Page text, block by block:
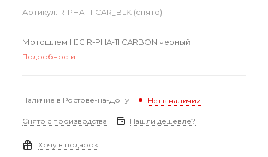
Артикул: R-PHA-11-CAR_BLK (снято)
Мотошлем HJC R-PHA-11 CARBON черный
Подробности
Наличие в Ростове-на-Дону Нет в наличии
Снято с производства Нашли дешевле?
Хочу в подарок